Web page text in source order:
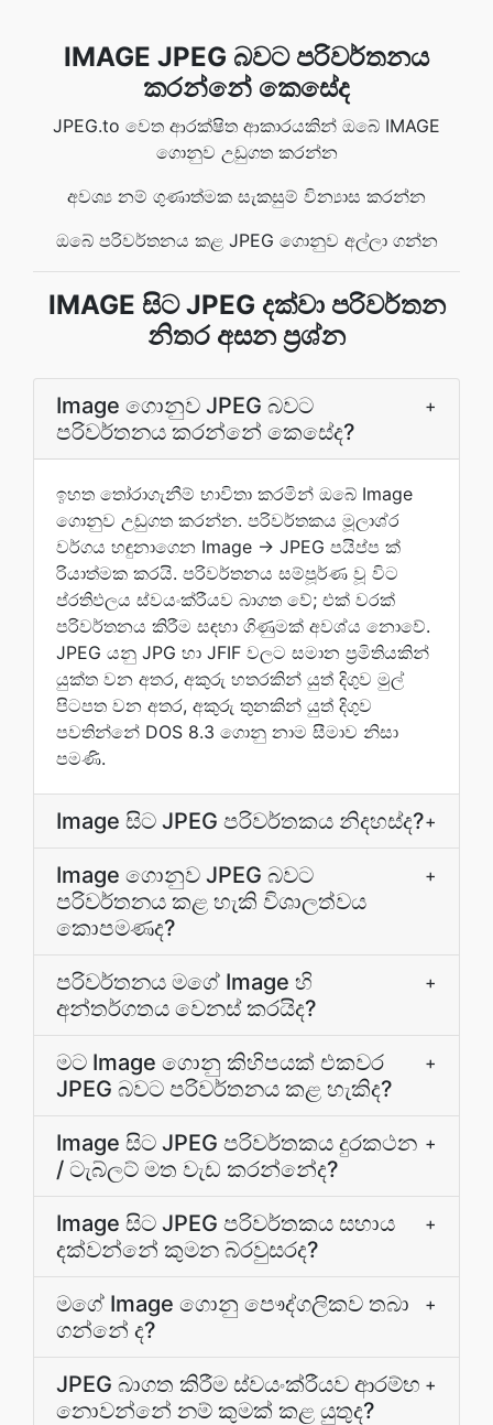
IMAGE JPEG බවට පරිවර්තනය
කරන්නේ කෙසේද
JPEG.to වෙත ආරක්ෂිත ආකාරයකින් ඔබේ IMAGE
ගොනුව උඩුගත කරන්න
අවශ්‍ය නම් ගුණාත්මක සැකසුම් වින්‍යාස කරන්න
ඔබේ පරිවර්තනය කළ JPEG ගොනුව අල්ලා ගන්න
IMAGE සිට JPEG දක්වා පරිවර්තන
නිතර අසන ප්‍රශ්න
Image ගොනුව JPEG බවට
පරිවර්තනය කරන්නේ කෙසේද?
+
ඉහත තෝරාගැනීම් භාවිතා කරමින් ඔබේ Image
ගොනුව උඩුගත කරන්න. පරිවර්තකය මූලාශ්ර
වර්ගය හඳුනාගෙන Image → JPEG පයිප්ප ක්
රියාත්මක කරයි. පරිවර්තනය සම්පූර්ණ වූ විට
ප්රතිඵලය ස්වයංක්රීයව බාගත වේ; එක් වරක්
පරිවර්තනය කිරීම සඳහා ගිණුමක් අවශ්ය නොවේ.
JPEG යනු JPG හා JFIF වලට සමාන ප්‍රමිතියකින්
යුක්ත වන අතර, අකුරු හතරකින් යුත් දිගුව මුල්
පිටපත වන අතර, අකුරු තුනකින් යුත් දිගුව
පවතින්නේ DOS 8.3 ගොනු නාම සීමාව නිසා
පමණි.
Image සිට JPEG පරිවර්තකය නිදහස්ද?+
Image ගොනුව JPEG බවට
පරිවර්තනය කළ හැකි විශාලත්වය
කොපමණද?
+
පරිවර්තනය මගේ Image හි
අන්තර්ගතය වෙනස් කරයිද?
+
මට Image ගොනු කිහිපයක් එකවර
JPEG බවට පරිවර්තනය කළ හැකිද?
+
Image සිට JPEG පරිවර්තකය දුරකථන
/ ටැබ්ලට් මත වැඩ කරන්නේද?
+
Image සිට JPEG පරිවර්තකය සහාය
දක්වන්නේ කුමන බ්රවුසරද?
+
මගේ Image ගොනු පෞද්ගලිකව තබා
ගන්නේ ද?
+
JPEG බාගත කිරීම ස්වයංක්රීයව ආරම්භ
නොවන්නේ නම් කුමක් කළ යුතුද?
+